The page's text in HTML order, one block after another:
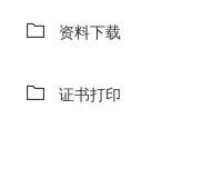
资料下载
证书打印